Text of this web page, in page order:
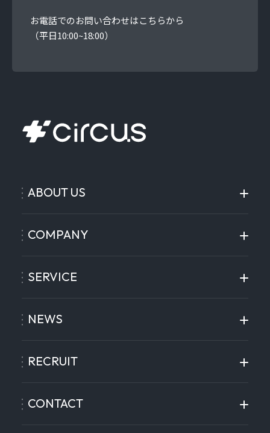
お電話でのお問い合わせはこちらから
（平日10:00~18:00）
ABOUT US
COMPANY
SERVICE
NEWS
RECRUIT
CONTACT